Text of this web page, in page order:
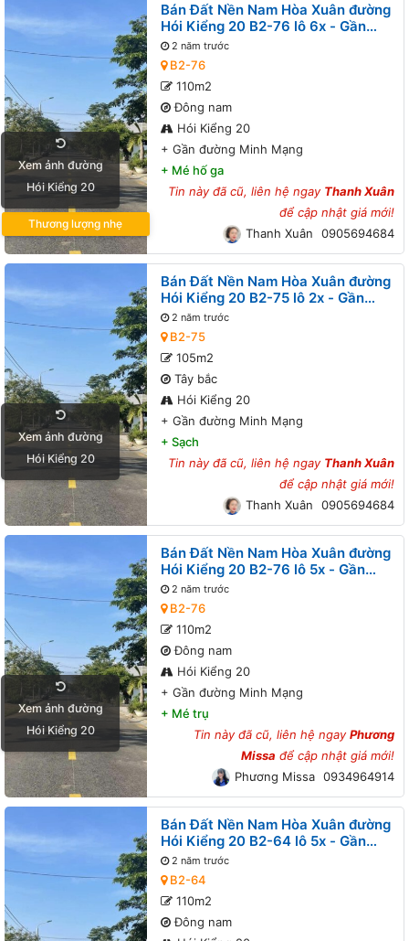
Xem ảnh đường
Hói Kiểng 20
Thương lượng nhẹ
Bán Đất Nền Nam Hòa Xuân đường
Hói Kiểng 20 B2-76 lô 6x - Gần
đường Minh Mạng
2 năm trước
B2-76
110m2
Đông nam
Hói Kiểng 20
+ Gần đường Minh Mạng
+ Mé hố ga
Tin này đã cũ, liên hệ ngay Thanh Xuân
để cập nhật giá mới!
Thanh Xuân
0905694684
Xem ảnh đường
Hói Kiểng 20
Bán Đất Nền Nam Hòa Xuân đường
Hói Kiểng 20 B2-75 lô 2x - Gần
đường Minh Mạng
2 năm trước
B2-75
105m2
Tây bắc
Hói Kiểng 20
+ Gần đường Minh Mạng
+ Sạch
Tin này đã cũ, liên hệ ngay Thanh Xuân
để cập nhật giá mới!
Thanh Xuân
0905694684
Xem ảnh đường
Hói Kiểng 20
Bán Đất Nền Nam Hòa Xuân đường
Hói Kiểng 20 B2-76 lô 5x - Gần
đường Minh Mạng
2 năm trước
B2-76
110m2
Đông nam
Hói Kiểng 20
+ Gần đường Minh Mạng
+ Mé trụ
Tin này đã cũ, liên hệ ngayPhương
Missa để cập nhật giá mới!
Phương Missa 0934964914
Bán Đất Nền Nam Hòa Xuân đường
Hói Kiểng 20 B2-64 lô 5x - Gần
đường Minh Mạng, Gần đường
Nguyễn Phước Lan
2 năm trước
B2-64
110m2
Đông nam